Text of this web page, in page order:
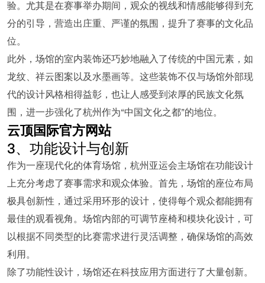
验。尤其是在赛事举办期间，观众的视线和情感能够得到充
分的引导，营造出庄重、严谨的氛围，提升了赛事的文化品
位。
此外，场馆的室内装饰还巧妙地融入了传统的中国元素，如
龙纹、祥云图案以及水墨画等。这些装饰不仅与场馆外部现
代的设计风格相得益彰，也让人感受到浓厚的民族文化氛
围，进一步强化了杭州作为“中国文化之都”的地位。
云顶国际官方网站
3、功能设计与创新
作为一座现代化的体育场馆，杭州亚运会主场馆在功能设计
上充分考虑了赛事需求和观众体验。首先，场馆的座位布局
极具创新性，通过采用环形的设计，使得每个观众都能拥有
最佳的观看视角。场馆内部的可调节座椅和模块化设计，可
以根据不同类型的比赛需求进行灵活调整，确保场馆的高效
利用。
除了功能性设计，场馆还在科技应用方面进行了大量创新。